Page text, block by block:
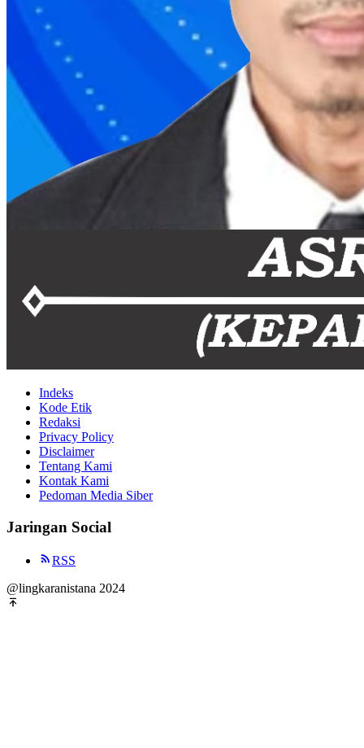
Indeks
Kode Etik
Redaksi
Privacy Policy
Disclaimer
Tentang Kami
Kontak Kami
Pedoman Media Siber
Jaringan Social
RSS
@lingkaranistana 2024